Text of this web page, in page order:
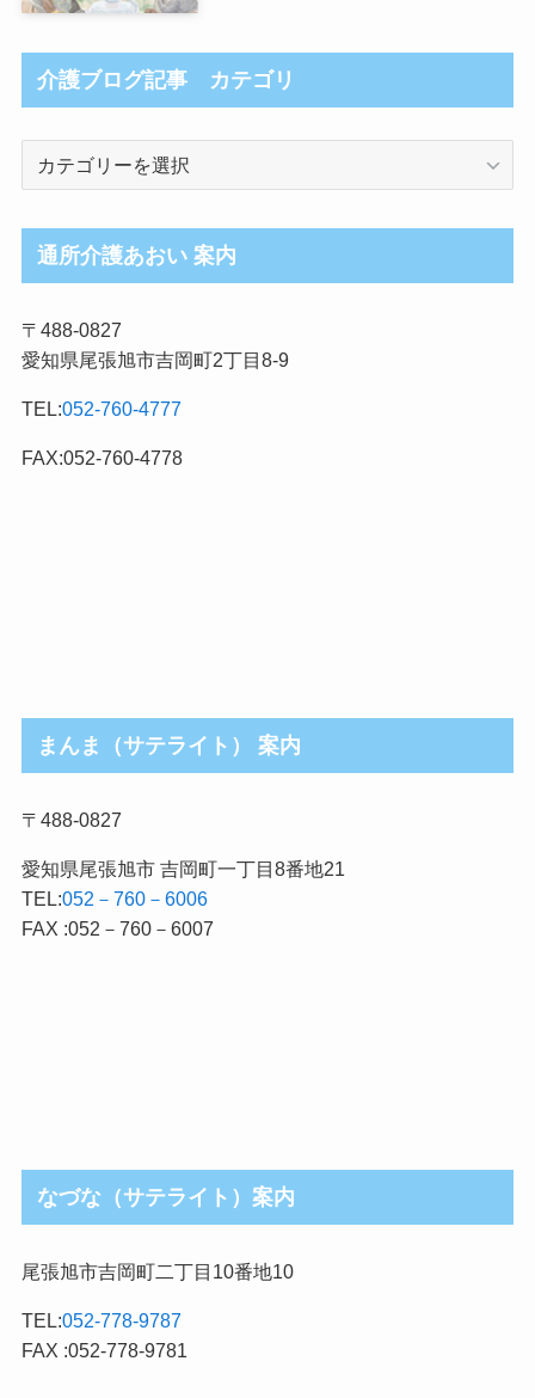
介護ブログ記事 カテゴリ
ロ
グ
事
カ
ゴ
リ
通所介護あおい 案内
〒488-0827
愛知県尾張旭市吉岡町2丁目8-9
TEL:052-760-4777
FAX:052-760-4778
まんま（サテライト） 案内
〒488-0827
愛知県尾張旭市 吉岡町一丁目8番地21
TEL:052－760－6006
FAX :052－760－6007
なづな（サテライト）案内
尾張旭市吉岡町二丁目10番地10
TEL:052-778-9787
FAX :052-778-9781